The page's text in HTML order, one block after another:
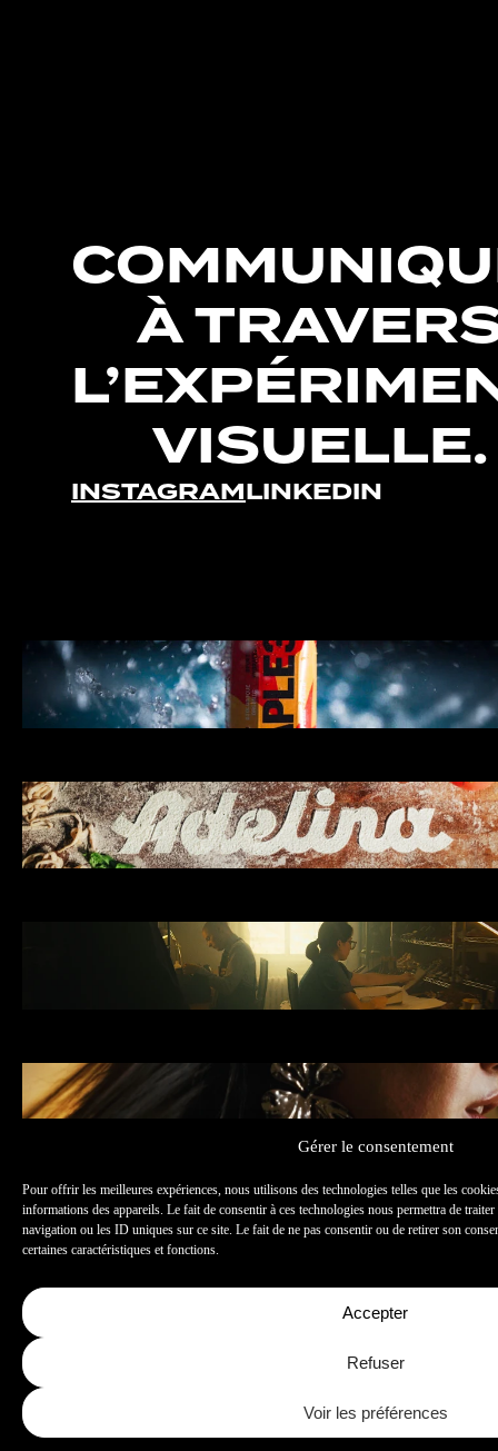
Gérer le consentement
Pour offrir les meilleures expériences, nous utilisons des technologies telles que les
informations des appareils. Le fait de consentir à ces technologies nous permettra de
navigation ou les ID uniques sur ce site. Le fait de ne pas consentir ou de retirer son
certaines caractéristiques et fonctions.
Accepter
Refuser
Voir les préférences
À
VISUELLE.
INSTAGRAMLINKEDIN
Maple 3
RACHELLE DION
MATIAS RENAUD
Adelina
LA RECETTE DE NONNA
MATIAS RENAUD
LOUIS GRÉGOIRE & MATIAS RENAUD
Mmode
TEASER SEMAINE MODE 2025
Pauze Atelier
SOUVENIRS CANICULAIRES
L’APPEL DU VIDE